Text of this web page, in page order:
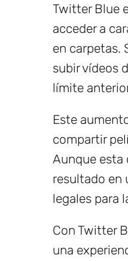
Twitter Blue
acceder a
en carpetas.
subir vídeos
límite
Este
compartir
Aunque esta
resultado en
legales para
Con Twitter
una